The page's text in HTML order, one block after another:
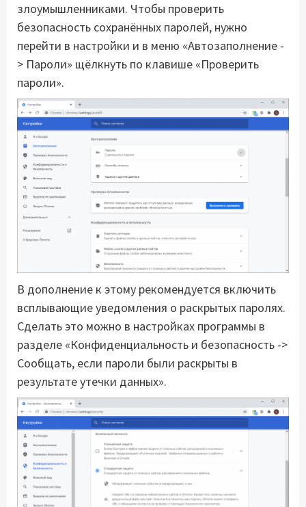
злоумышленниками. Чтобы проверить
безопасность сохранённых паролей, нужно
перейти в настройки и в меню «Автозаполнение -
> Пароли» щёлкнуть по клавише «Проверить
пароли».
В дополнение к этому рекомендуется включить
всплывающие уведомления о раскрытых паролях.
Сделать это можно в настройках программы в
разделе «Конфиденциальность и безопасность ->
Сообщать, если пароли были раскрыты в
результате утечки данных».